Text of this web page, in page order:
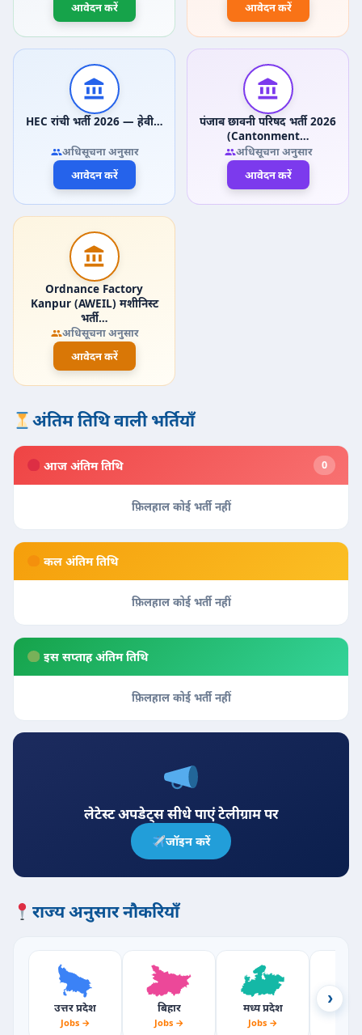
आवेदन करें आवेदन करें
HEC रांची भर्ती 2026 — हेवी…
अधिसूचना अनुसार
आवेदन करें
पंजाब छावनी परिषद भर्ती 2026
(Cantonment…
अधिसूचना अनुसार
आवेदन करें
Ordnance Factory
Kanpur (AWEIL) मशीनिस्ट
भर्ती…
अधिसूचना अनुसार
आवेदन करें
अंतिम तिथि वाली भर्तियाँ
आज अंतिम तिथि 0
फ़िलहाल कोई भर्ती नहीं
कल अंतिम तिथि
फ़िलहाल कोई भर्ती नहीं
इस सप्ताह अंतिम तिथि
फ़िलहाल कोई भर्ती नहीं
लेटेस्ट अपडेट्स सीधे पाएं टेलीग्राम पर
जॉइन करें
राज्य अनुसार नौकरियाँ
उत्तर प्रदेश
Jobs →
बिहार
Jobs →
मध्य प्रदेश
Jobs →
›